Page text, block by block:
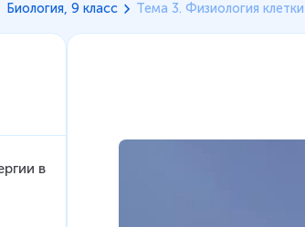
Биология, 9 класс Тема 3. Физиология клетки
в